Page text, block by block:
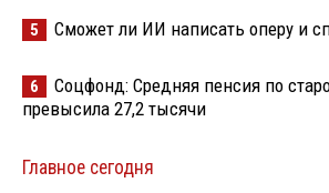
5 Сможет ли ИИ написать оперу и
6
Соцфонд: Средняя пенсия по
превысила 27,2 тысячи
Главное сегодня